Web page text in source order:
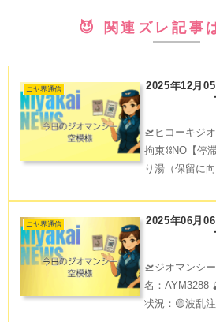
😈 関連ズレ記事
ニヤ界通信
2025年12月
🛫ヒコーキジ
拘束⛓️NO【停
り湯（保留に
ま心身を整え
最適。💤整え
識だけで、気
ニヤ界通信
2025年06月
🛫ジオマンシ
名：AYM3288
状況：🟡波乱